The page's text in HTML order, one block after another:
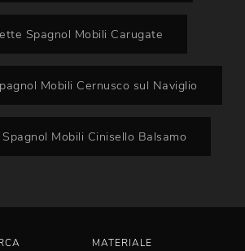
Spagnol Mobili Carugate
Mobili Cernusco sul Naviglio
Mobili Cinisello Balsamo
MATERIALE